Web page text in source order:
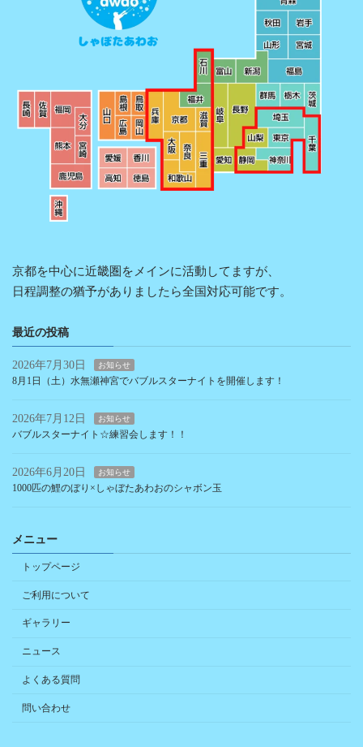
京都を中心に近畿圏をメインに活動してますが、
日程調整の猶予がありましたら全国対応可能です。
最近の投稿
2026年7月30日 お知らせ
8月1日（土）水無瀬神宮でバブルスターナイトを開催します！
2026年7月12日 お知らせ
バブルスターナイト☆練習会します！！
2026年6月20日 お知らせ
1000匹の鯉のぼり×しゃぼたあわおのシャボン玉
メニュー
トップページ
ご利用について
ギャラリー
ニュース
よくある質問
問い合わせ